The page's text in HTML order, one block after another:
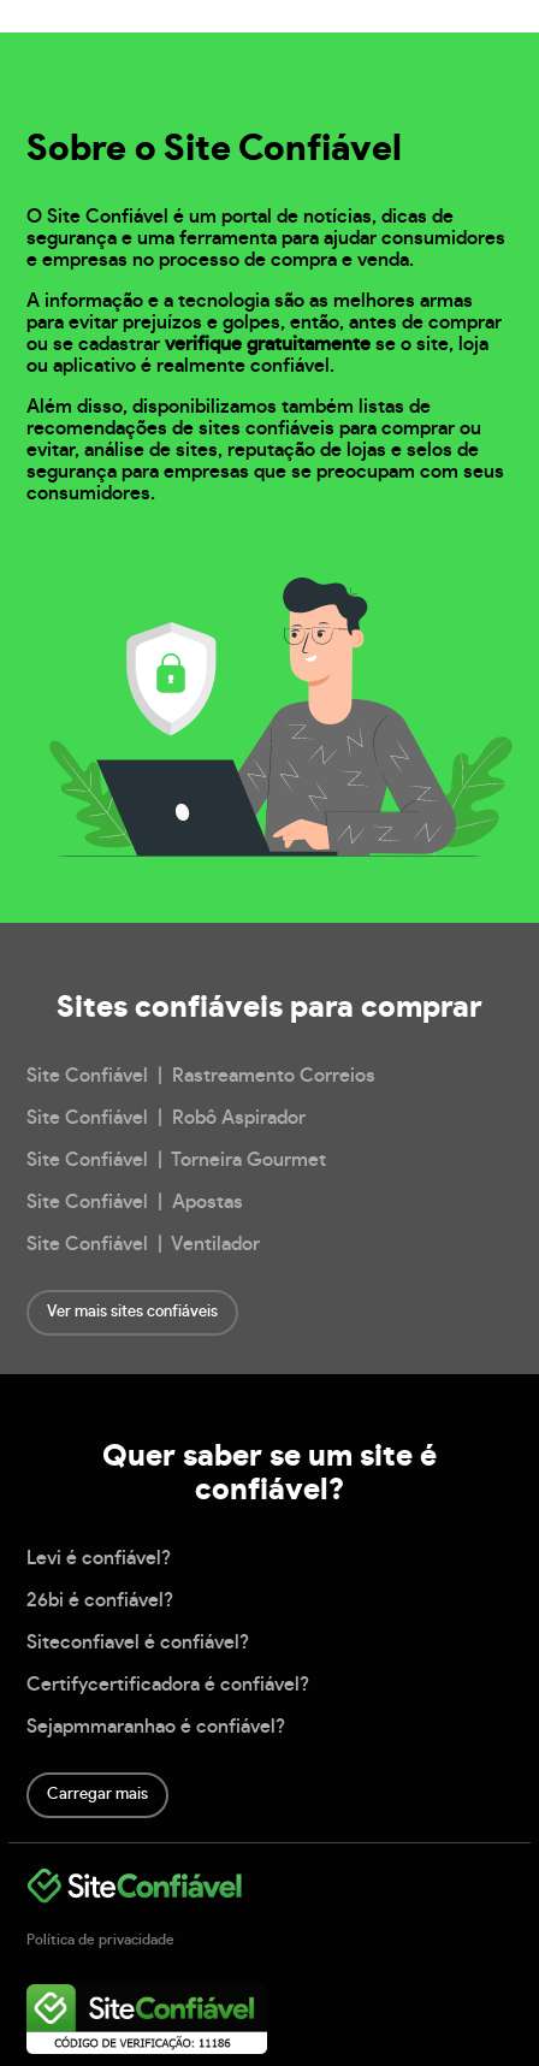
Sobre o Site Confiável
O Site Confiável é um portal de notícias, dicas de
segurança e uma ferramenta para ajudar consumidores
e empresas no processo de compra e venda.
A informação e a tecnologia são as melhores armas
para evitar prejuízos e golpes, então, antes de comprar
ou se cadastrarverifique gratuitamente se o site, loja
ou aplicativo é realmente confiável.
Além disso, disponibilizamos também listas de
recomendações de sites confiáveis para comprar ou
evitar, análise de sites, reputação de lojas e selos de
segurança para empresas que se preocupam com seus
consumidores.
Sites confiáveis para comprar
Site Confiável | Rastreamento Correios
Site Confiável | Robô Aspirador
Site Confiável | Torneira Gourmet
Site Confiável | Apostas
Site Confiável | Ventilador
Ver mais sites confiáveis
Quer saber se um site é
confiável?
Levi é confiável?
26bi é confiável?
Siteconfiavel é confiável?
Certifycertificadora é confiável?
Sejapmmaranhao é confiável?
Carregar mais
Política de privacidade